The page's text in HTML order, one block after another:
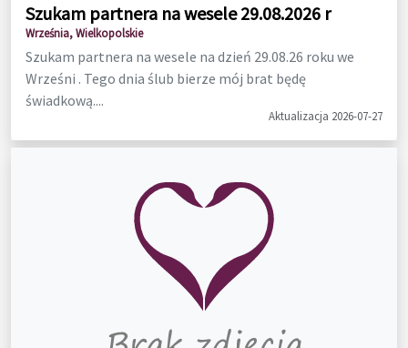
Szukam partnera na wesele 29.08.2026 r
Września, Wielkopolskie
Szukam partnera na wesele na dzień 29.08.26 roku we
Wrześni . Tego dnia ślub bierze mój brat będę
świadkową....
Aktualizacja 2026-07-27